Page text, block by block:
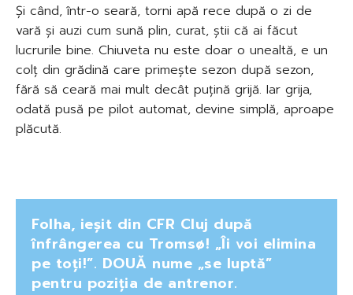
Și când, într-o seară, torni apă rece după o zi de
vară și auzi cum sună plin, curat, știi că ai făcut
lucrurile bine. Chiuveta nu este doar o unealtă, e un
colț din grădină care primește sezon după sezon,
fără să ceară mai mult decât puțină grijă. Iar grija,
odată pusă pe pilot automat, devine simplă, aproape
plăcută.
Folha, ieșit din CFR Cluj după
înfrângerea cu Tromsø! „Îi voi elimina
pe toți!”. DOUĂ nume „se luptă”
pentru poziția de antrenor.